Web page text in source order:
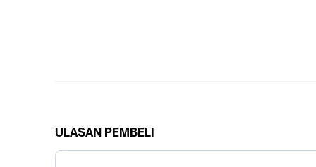
ULASAN PEMBELI